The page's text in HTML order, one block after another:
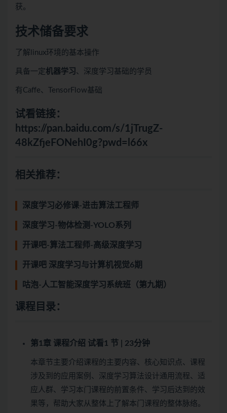
获。
技术储备要求
了解linux环境的基本操作
具备一定机器学习 、深度学习基础的学员
有Caffe、TensorFlow基础
试看链接：
https://pan.baidu.com/s/1jTrugZ-
48kZfjeFONehI0g?pwd=l66x
相关推荐：
深度学习必修课-进击算法工程师
深度学习-物体检测-YOLO系列
开课吧-算法工程师-高级深度学习
开课吧 深度学习与计算机视觉6期
咕泡-人工智能深度学习系统班（第九期）
课程目录：
第1章 课程介绍 试看1 节 | 23分钟
本章节主要介绍课程的主要内容、核心知识点、课程
涉及到的应用案例、深度学习算法设计通用流程、适
应人群、学习本门课程的前置条件、学习后达到的效
果等，帮助大家从整体上了解本门课程的整体脉络。